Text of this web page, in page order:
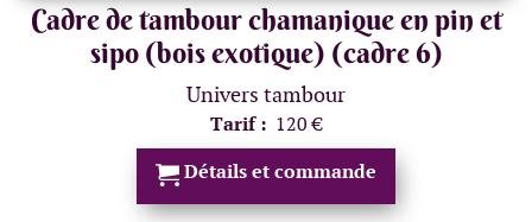
Cadre de tambour chamanique en pin et
sipo (bois exotique) (cadre 6)
Univers tambour
Tarif : 120 €
Détails et commande